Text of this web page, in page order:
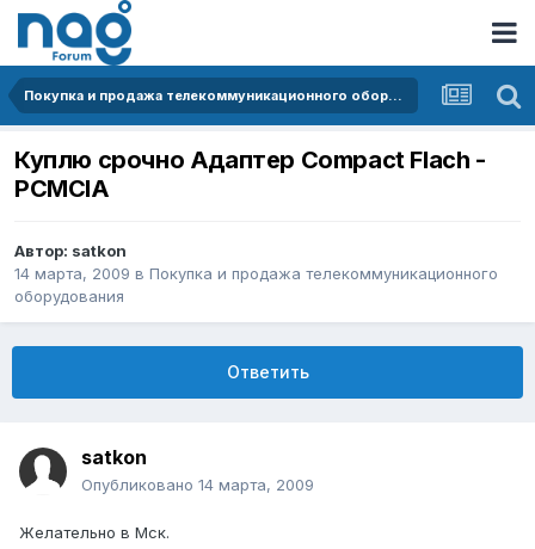
Покупка и продажа телекоммуникационного оборудования
Куплю срочно Адаптер Compact Flach -
PCMCIA
Автор: satkon
14 марта, 2009 в Покупка и продажа телекоммуникационного
оборудования
Ответить
satkon
Опубликовано 14 марта, 2009
Желательно в Мск.